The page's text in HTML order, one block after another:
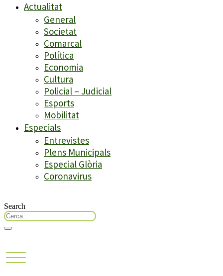
Actualitat
General
Societat
Comarcal
Política
Economia
Cultura
Policial – Judicial
Esports
Mobilitat
Especials
Entrevistes
Plens Municipals
Especial Glòria
Coronavirus
Search